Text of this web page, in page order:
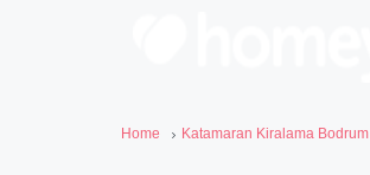
Home Katamaran Kiralama Bodrum